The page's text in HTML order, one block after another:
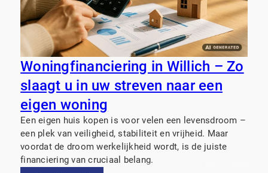
Woningfinanciering in Willich – Zo
slaagt u in uw streven naar een
eigen woning
Een eigen huis kopen is voor velen een levensdroom –
een plek van veiligheid, stabiliteit en vrijheid. Maar
voordat de droom werkelijkheid wordt, is de juiste
financiering van cruciaal belang.